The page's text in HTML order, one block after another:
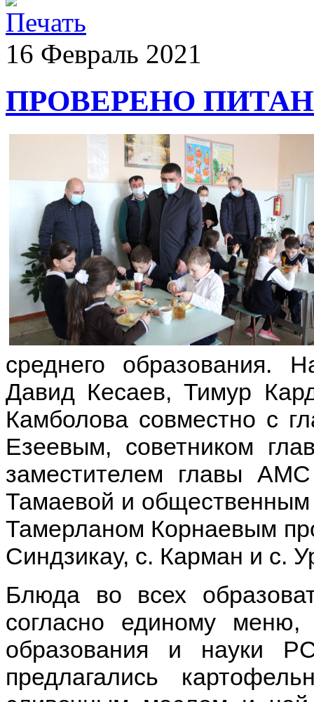
16 Февраль 2021
ПРОВЕРЕНО
среднего образования.
Давид Кесаев, Тимур
Камболова совместно с
Езеевым, советником
заместителем главы
Тамаевой и
Тамерланом Корнаевым
Синдзикау, с. Карман и с.
Блюда во всех
согласно единому меню,
образования и науки
предлагались